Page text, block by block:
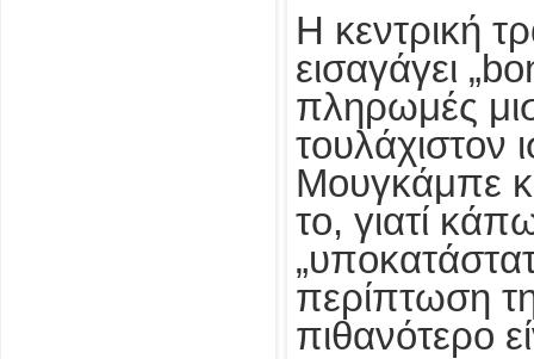
Η κεντρική
εισαγάγει
πληρωμές
τουλάχιστον
Μουγκάμπε
το, γιατί
περίπτωση
πιθανότερο